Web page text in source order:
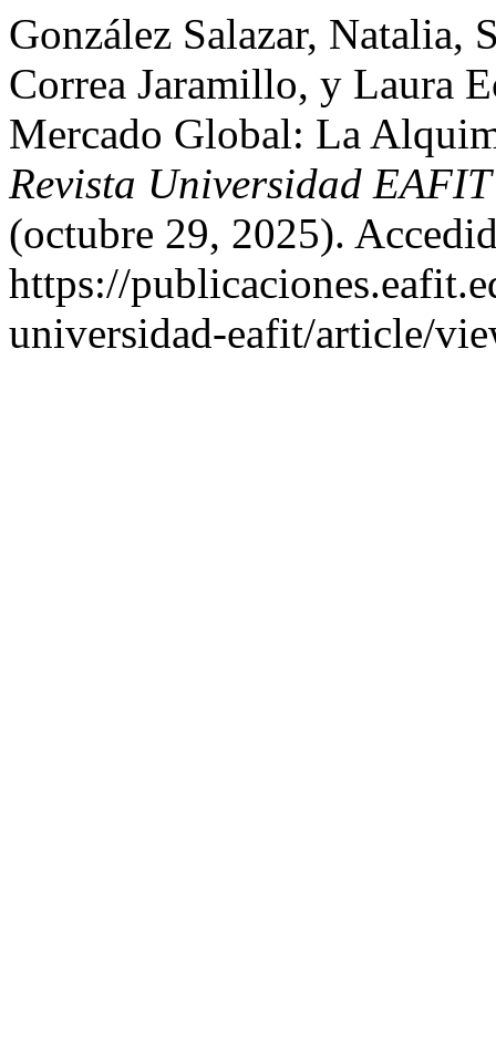
González Salazar, Natalia,
Correa Jaramillo, y Laura
Mercado Global: La
Revista Universidad
(octubre 29, 2025).
https://
universidad-eafit/article/